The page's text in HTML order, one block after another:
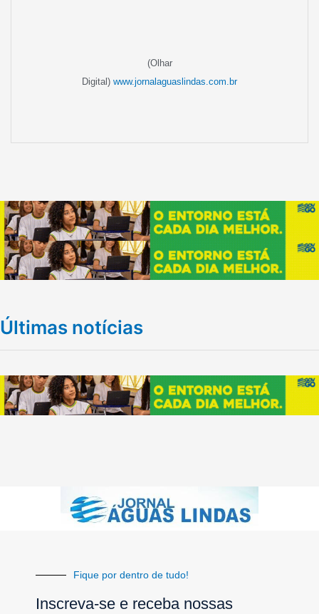
(Olhar
Digital) www.jornalaguaslindas.com.br
Últimas notícias
Fique por dentro de tudo!
Inscreva-se e receba nossas